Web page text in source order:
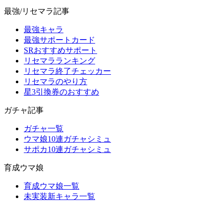
最強/リセマラ記事
最強キャラ
最強サポートカード
SRおすすめサポート
リセマラランキング
リセマラ終了チェッカー
リセマラのやり方
星3引換券のおすすめ
ガチャ記事
ガチャ一覧
ウマ娘10連ガチャシミュ
サポカ10連ガチャシミュ
育成ウマ娘
育成ウマ娘一覧
未実装新キャラ一覧